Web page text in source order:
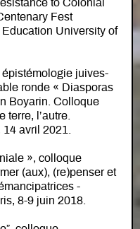
to Colonial
Fest
University of
juives-
ronde « Diasporas
Boyarin. Colloque
terre, l’autre.
avril 2021.
», colloque
(aux), (re)penser et
-
8-9 juin 2018.